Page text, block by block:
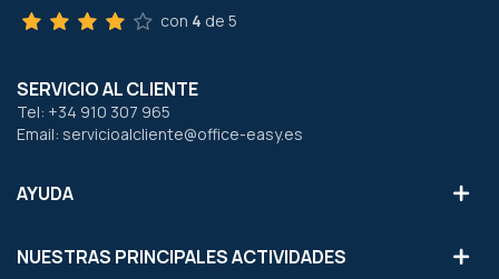
con 4 de 5
SERVICIO AL CLIENTE
Tel: +34 910 307 965
Email: servicioalcliente@office-easy.es
AYUDA
NUESTRAS PRINCIPALES ACTIVIDADES